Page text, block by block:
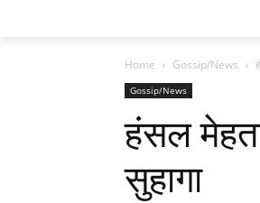
Home Gossip/News
Gossip/News
हंसल
सुहागा